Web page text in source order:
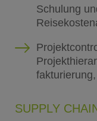
Schulung
SUPPLY